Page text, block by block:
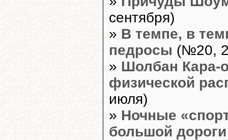
сентября)
» В темпе, в
педросы (№20,
» Шолбан Кара-
физической
июля)
» Ночные
большой дороги